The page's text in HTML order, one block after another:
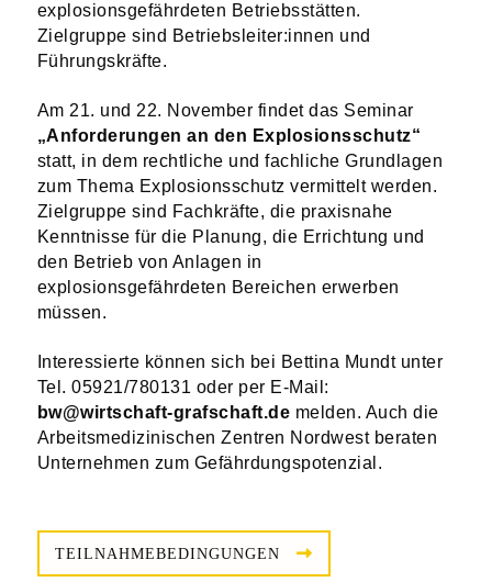
explosionsgefährdeten Betriebsstätten.
Zielgruppe sind Betriebsleiter:innen und
Führungskräfte.
Am 21. und 22. November findet das Seminar
„Anforderungen an den Explosionsschutz“
statt, in dem rechtliche und fachliche Grundlagen
zum Thema Explosionsschutz vermittelt werden.
Zielgruppe sind Fachkräfte, die praxisnahe
Kenntnisse für die Planung, die Errichtung und
den Betrieb von Anlagen in
explosionsgefährdeten Bereichen erwerben
müssen.
Interessierte können sich bei Bettina Mundt unter
Tel. 05921/780131 oder per E-Mail:
bw@wirtschaft-grafschaft.de melden. Auch die
Arbeitsmedizinischen Zentren Nordwest beraten
Unternehmen zum Gefährdungspotenzial.
TEILNAHMEBEDINGUNGEN